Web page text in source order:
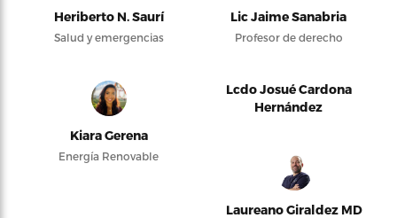
Heriberto N. Saurí
Salud y emergencias
Lic Jaime Sanabria
Profesor de derecho
Kiara Gerena
Energía Renovable
Lcdo Josué Cardona
Hernández
Laureano Giraldez MD